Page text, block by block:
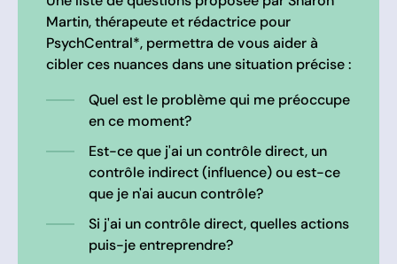
Martin, thérapeute et rédactrice pour
PsychCentral*, permettra de vous aider à
cibler ces nuances dans une situation précise :
Quel est le problème qui me préoccupe
en ce moment?
Est-ce que j'ai un contrôle direct, un
contrôle indirect (influence) ou est-ce
que je n'ai aucun contrôle?
Si j'ai un contrôle direct, quelles actions
puis-je entreprendre?